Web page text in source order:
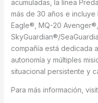
acumuladas, la línea
más de 30 años e incluye
Eagle®, MQ-20
SkyGuardian®/
compañía está dedicada
autonomía y múltiples
situacional persistente y
Para más información,